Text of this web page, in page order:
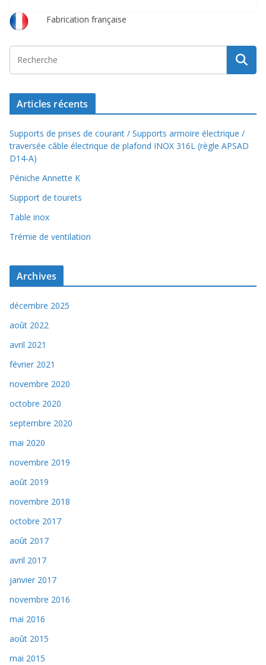
o a n p
Fabrication française
Articles récents
Supports de prises de courant / Supports armoire électrique /
traversée câble électrique de plafond INOX 316L (règle APSAD
D14-A)
Péniche Annette K
Support de tourets
Table inox
Trémie de ventilation
Archives
décembre 2025
août 2022
avril 2021
février 2021
novembre 2020
octobre 2020
septembre 2020
mai 2020
novembre 2019
août 2019
novembre 2018
octobre 2017
août 2017
avril 2017
janvier 2017
novembre 2016
mai 2016
août 2015
mai 2015